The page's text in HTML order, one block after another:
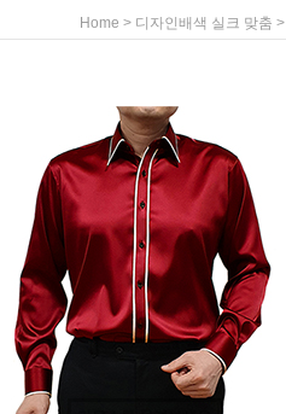
Home > 디자인배색 실크 맞춤 >